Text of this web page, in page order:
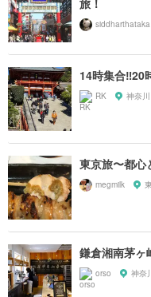
旅！
siddharthataka
14時集合‼︎20
RK 神奈川
東京旅〜都心
megmilk
鎌倉湘南茅ヶ
orso 神奈